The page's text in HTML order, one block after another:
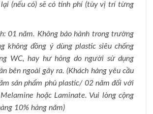
(nếu có) sẽ có tính phí (tùy vị trí từng
năm. Không bảo hành trong trường
không đồng ý dùng plastic siêu chống
WC, hay hư hỏng do người sử dụng
bên ngoài gây ra. (Khách hàng yêu cầu
sản phẩm phủ plastic/ 02 năm đối với
hoặc Laminate. Vui lòng cộng
10% hàng năm)